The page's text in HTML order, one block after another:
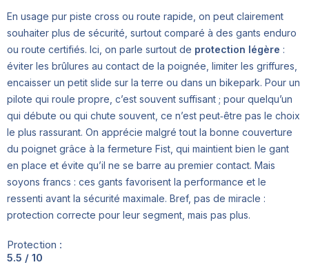
En usage pur piste cross ou route rapide, on peut clairement
souhaiter plus de sécurité, surtout comparé à des gants enduro
ou route certifiés. Ici, on parle surtout de protection légère :
éviter les brûlures au contact de la poignée, limiter les griffures,
encaisser un petit slide sur la terre ou dans un bikepark. Pour un
pilote qui roule propre, c’est souvent suffisant ; pour quelqu’un
qui débute ou qui chute souvent, ce n’est peut‑être pas le choix
le plus rassurant. On apprécie malgré tout la bonne couverture
du poignet grâce à la fermeture Fist, qui maintient bien le gant
en place et évite qu’il ne se barre au premier contact. Mais
soyons francs : ces gants favorisent la performance et le
ressenti avant la sécurité maximale. Bref, pas de miracle :
protection correcte pour leur segment, mais pas plus.
Protection :
5.5 / 10